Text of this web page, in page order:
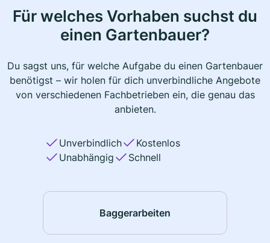
Für welches Vorhaben suchst du
einen Gartenbauer?
Du sagst uns, für welche Aufgabe du einen Gartenbauer
benötigst – wir holen für dich unverbindliche Angebote
von verschiedenen Fachbetrieben ein, die genau das
anbieten.
Unverbindlich
Kostenlos
Unabhängig
Schnell
Baggerarbeiten